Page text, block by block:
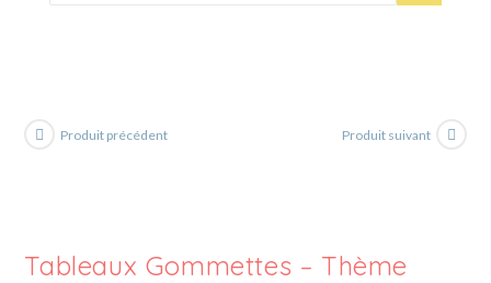
Produit précédent Produit suivant
Tableaux Gommettes – Thème